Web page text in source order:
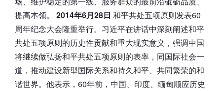
提高本领。 2014年6月28日 和平共处五项原则发表60
周年纪念大会隆重举行。习近平在讲话中深刻阐述和平
共处五项原则的历史性贡献和重大现实意义，强调中国
将继续做弘扬和平共处五项原则的表率，同国际社会一
道，推动建设新型国际关系和持久和平、共同繁荣的和
谐世界。他表示，60年前，中国、印度、缅甸顺应历史